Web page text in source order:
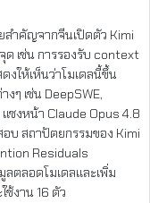
ำคัญจากจีนเปิดตัว Kimi
เช่น การรองรับ context
งให้เห็นว่าโมเดลนี้ขึ้น
ๆ เช่น DeepSWE,
ซงหน้า Claude Opus 4.8
บ สถาปัตยกรรมของ Kimi
Residuals
ตลอดโมเดลและเพิ่ม
ช้งาน 16 ตัว